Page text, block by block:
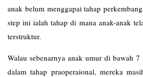
anak belum menggapai tahap
step ini ialah tahap di mana anak-anak
terstruktur.
Walau sebenarnya anak umur di bawah 7
dalam tahap praoperaional, mereka